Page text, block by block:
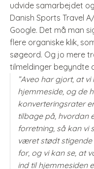
udvide samarbejdet
Danish Sports Travel
Google. Det må man
flere organiske klik,
søgeord. Og jo mere
tilmeldinger begyndte
”Aveo har gjort, at
hjemmeside, og de
konverteringsrater
tilbage på, hvordan
forretning, så kan vi
været stødt stigende
for, og vi kan se, at
ind til hjemmesiden